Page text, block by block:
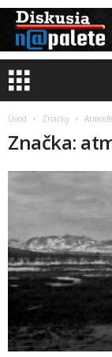
Úvod Značky
Značka: